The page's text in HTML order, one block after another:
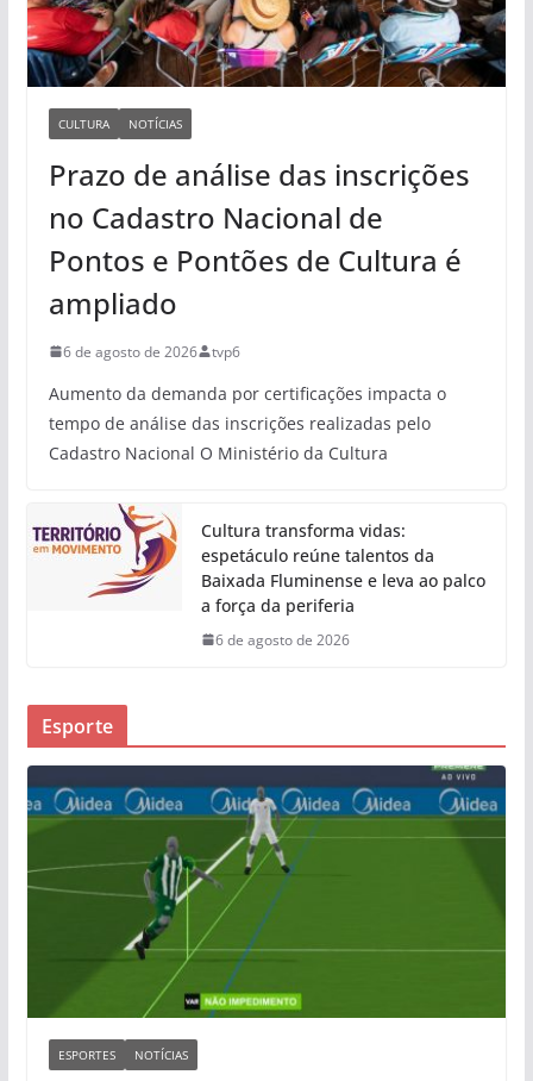
CULTURA NOTÍCIAS
Prazo de análise das inscrições
no Cadastro Nacional de
Pontos e Pontões de Cultura é
ampliado
6 de agosto de 2026 tvp6
Aumento da demanda por certificações impacta o
tempo de análise das inscrições realizadas pelo
Cadastro Nacional O Ministério da Cultura
Cultura transforma vidas:
espetáculo reúne talentos da
Baixada Fluminense e leva ao palco
a força da periferia
6 de agosto de 2026
Esporte
ESPORTES NOTÍCIAS